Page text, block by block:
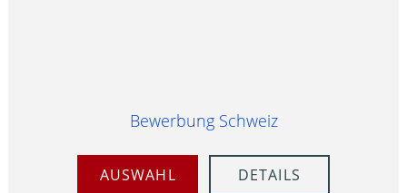
Bewerbung Schweiz
AUSWAHL DETAILS